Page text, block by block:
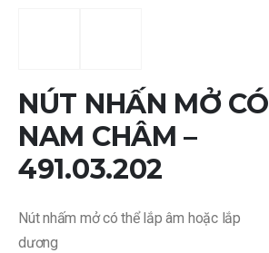
NÚT NHẤN MỞ CÓ
NAM CHÂM –
491.03.202
Nút nhấm mở có thể lắp âm hoặc lắp
dương